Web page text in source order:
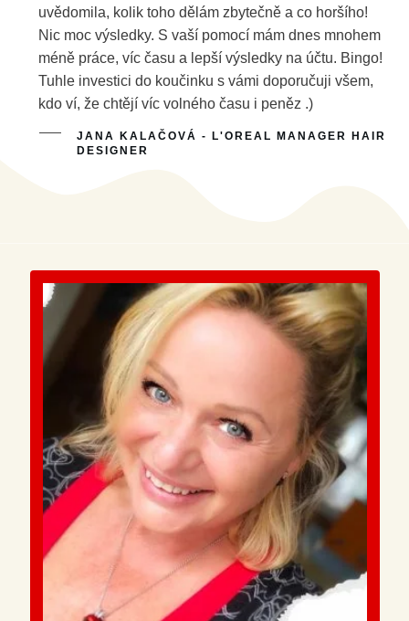
uvědomila, kolik toho dělám zbytečně a co horšího!
Nic moc výsledky. S vaší pomocí mám dnes mnohem
méně práce, víc času a lepší výsledky na účtu. Bingo!
Tuhle investici do koučinku s vámi doporučuji všem,
kdo ví, že chtějí víc volného času i peněz .)
JANA KALAČOVÁ - L'OREAL MANAGER HAIR
DESIGNER